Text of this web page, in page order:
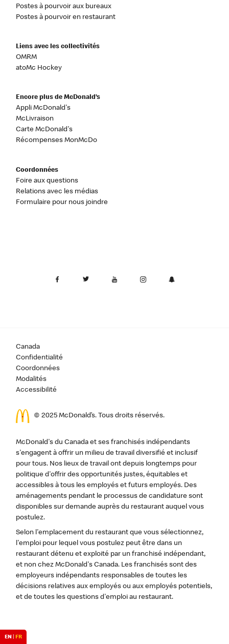
Postes à pourvoir aux bureaux
Postes à pourvoir en restaurant
Liens avec les collectivités
OMRM
atoMc Hockey
Encore plus de McDonald’s
Appli McDonald's
McLivraison
Carte McDonald's
Récompenses MonMcDo
Coordonnées
Foire aux questions
Relations avec les médias
Formulaire pour nous joindre
Canada
Confidentialité
Coordonnées
Modalités
Accessibilité
© 2025 McDonald’s. Tous droits réservés.
McDonald's du Canada et ses franchisés indépendants
s'engagent à offrir un milieu de travail diversifié et inclusif
pour tous. Nos lieux de travail ont depuis longtemps pour
politique d'offrir des opportunités justes, équitables et
accessibles à tous les employés et futurs employés. Des
aménagements pendant le processus de candidature sont
disponibles sur demande auprès du restaurant auquel vous
postulez.
Selon l'emplacement du restaurant que vous sélectionnez,
l'emploi pour lequel vous postulez peut être dans un
restaurant détenu et exploité par un franchisé indépendant,
et non chez McDonald's Canada. Les franchisés sont des
employeurs indépendants responsables de toutes les
décisions relatives aux employés ou aux employés potentiels,
et de toutes les questions d'emploi au restaurant.
EN| FR